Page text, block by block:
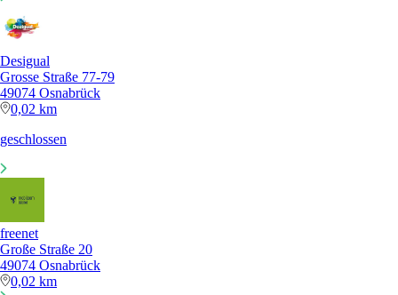
Desigual
Grosse Straße 77-79
49074 Osnabrück
0,02 km
geschlossen
freenet
Große Straße 20
49074 Osnabrück
0,02 km